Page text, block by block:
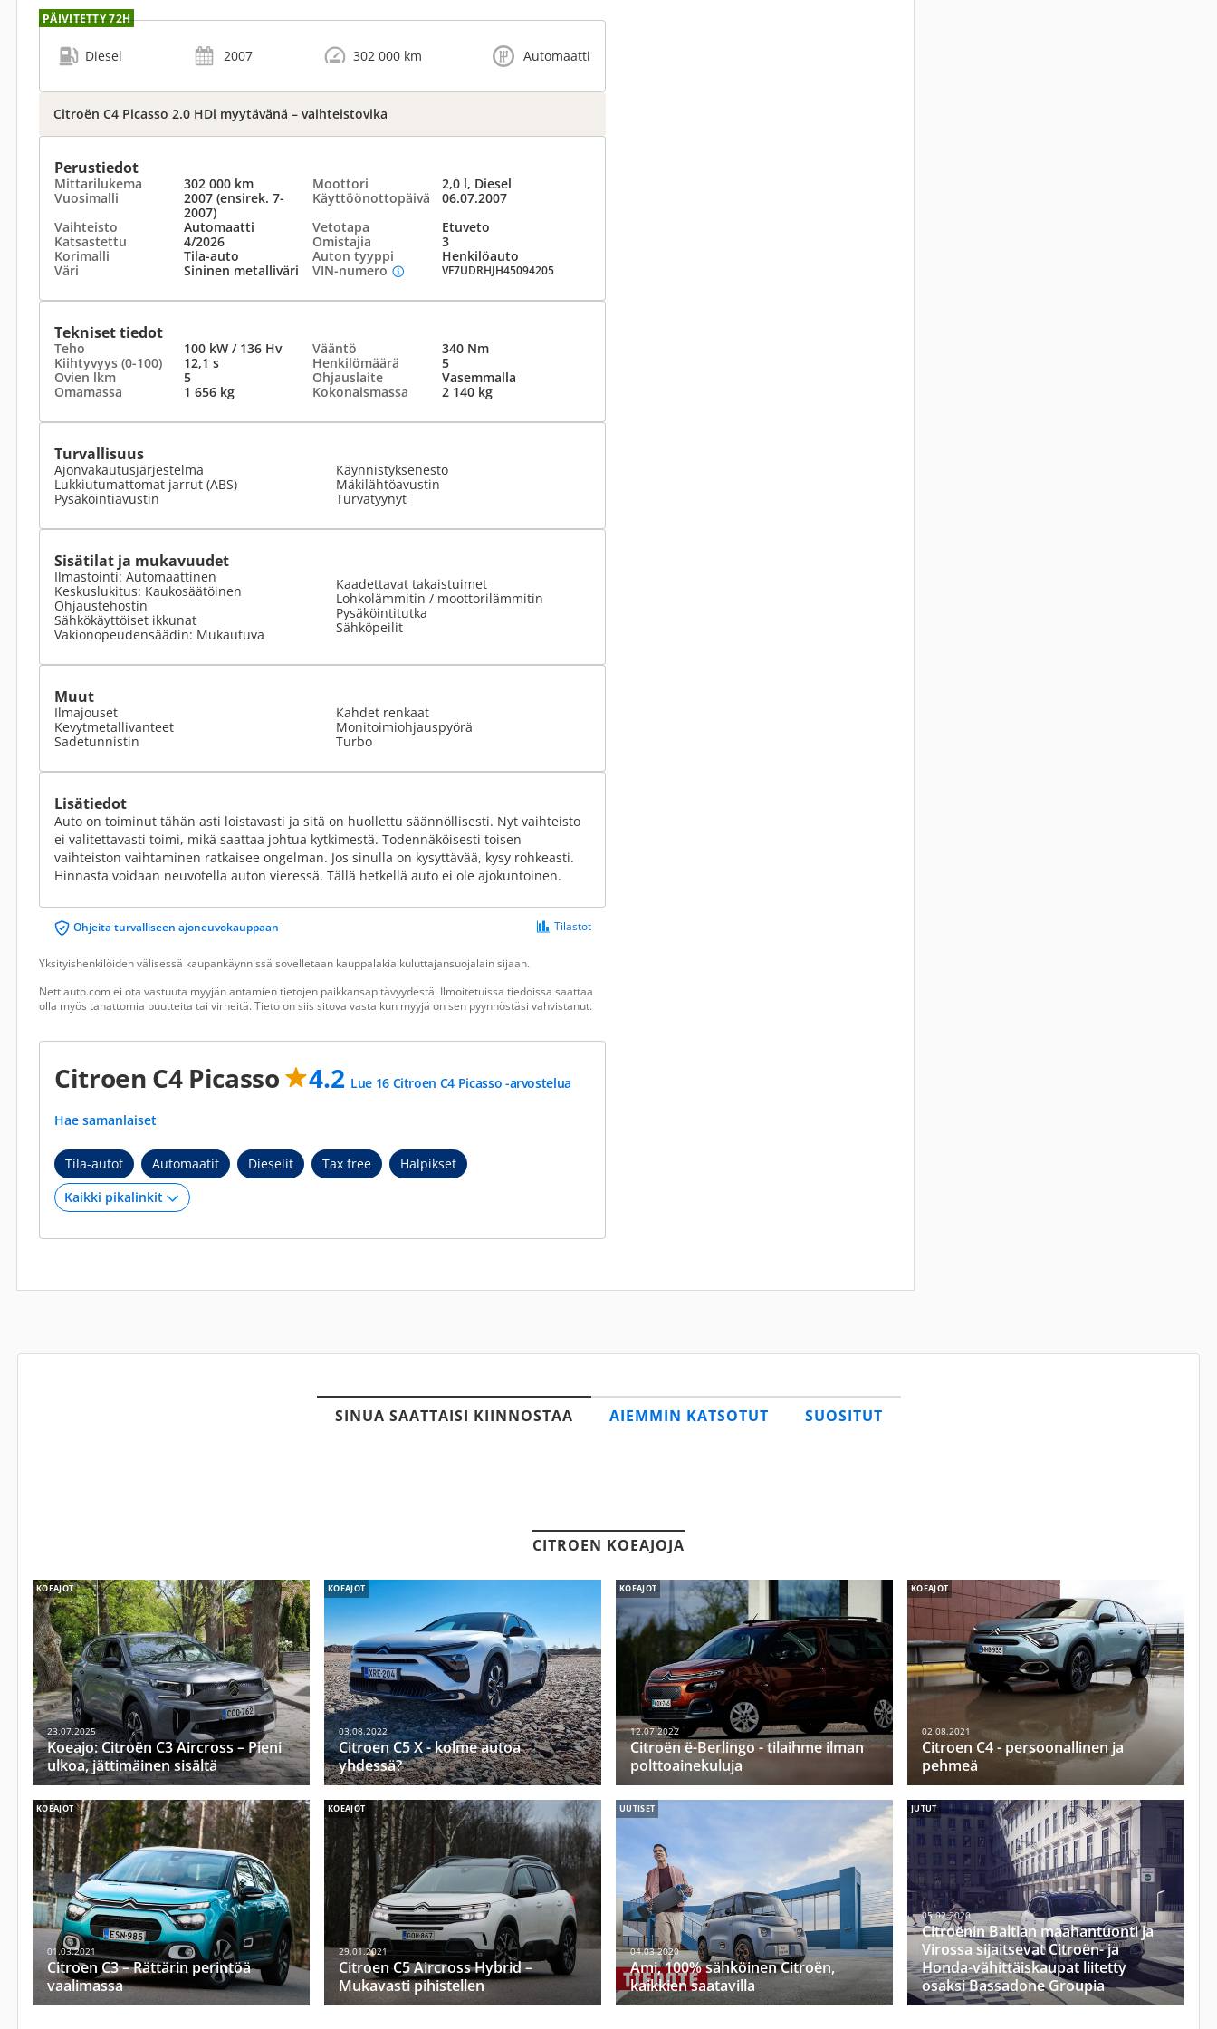
PÄIVITETTY 72H
Diesel 2007 302 000 km Automaatti
Citroën C4 Picasso 2.0 HDi myytävänä – vaihteistovika
Perustiedot
Mittarilukema 302 000 km Moottori
2,0 l, Diesel
Vuosimalli
2007 (ensirek. 7-
2007)
Käyttöönottopäivä
06.07.2007
Vaihteisto
Automaatti Vetotapa
Etuveto
Katsastettu
4/2026 Omistajia
3
Korimalli
Tila-auto Auton tyyppi
Henkilöauto
Väri
Sininen metalliväri VIN-numero VF7UDRHJH45094205
Tekniset tiedot
Teho 100 kW / 136 Hv Vääntö
340 Nm
Kiihtyvyys (0-100)
12,1 s Henkilömäärä
5
Ovien lkm
5 Ohjauslaite
Vasemmalla
Omamassa
1 656 kg Kokonaismassa 2 140 kg
Turvallisuus
Ajonvakautusjärjestelmä
Lukkiutumattomat jarrut (ABS)
Pysäköintiavustin
Käynnistyksenesto
Mäkilähtöavustin
Turvatyynyt
Sisätilat ja mukavuudet
Ilmastointi: Automaattinen
Keskuslukitus: Kaukosäätöinen
Ohjaustehostin
Sähkökäyttöiset ikkunat
Vakionopeudensäädin: Mukautuva
Kaadettavat takaistuimet
Lohkolämmitin / moottorilämmitin
Pysäköintitutka
Sähköpeilit
Muut
Ilmajouset
Kevytmetallivanteet
Sadetunnistin
Kahdet renkaat
Monitoimiohjauspyörä
Turbo
Lisätiedot
Auto on toiminut tähän asti loistavasti ja sitä on huollettu säännöllisesti. Nyt vaihteisto
ei valitettavasti toimi, mikä saattaa johtua kytkimestä. Todennäköisesti toisen
vaihteiston vaihtaminen ratkaisee ongelman. Jos sinulla on kysyttävää, kysy rohkeasti.
Hinnasta voidaan neuvotella auton vieressä. Tällä hetkellä auto ei ole ajokuntoinen.
Ohjeita turvalliseen ajoneuvokauppaan Tilastot
Yksityishenkilöiden välisessä kaupankäynnissä sovelletaan kauppalakia kuluttajansuojalain sijaan.
Nettiauto.com ei ota vastuuta myyjän antamien tietojen paikkansapitävyydestä. Ilmoitetuissa tiedoissa saattaa
olla myös tahattomia puutteita tai virheitä. Tieto on siis sitova vasta kun myyjä on sen pyynnöstäsi vahvistanut.
Citroen C4 Picasso 4.2 Lue 16 Citroen C4 Picasso -arvostelua
Hae samanlaiset
Tila-autot Automaatit Dieselit Tax free Halpikset
SINUA SAATTAISI KIINNOSTAA AIEMMIN KATSOTUT SUOSITUT
CITROEN KOEAJOJA
KOEAJOT
23.07.2025
Koeajo: Citroën C3 Aircross – Pieni
ulkoa, jättimäinen sisältä
KOEAJOT
03.08.2022
Citroen C5 X - kolme autoa
yhdessä?
KOEAJOT
12.07.2022
Citroën ë-Berlingo - tilaihme ilman
polttoainekuluja
KOEAJOT
02.08.2021
Citroen C4 - persoonallinen ja
pehmeä
KOEAJOT
01.03.2021
Citroen C3 – Rättärin perintöä
vaalimassa
KOEAJOT
29.01.2021
Citroen C5 Aircross Hybrid –
Mukavasti pihistellen
UUTISET
04.03.2020
Ami, 100% sähköinen Citroën,
kaikkien saatavilla
JUTUT
05.02.2020
Citroënin Baltian maahantuonti ja
Virossa sijaitsevat Citroën- ja
Honda-vähittäiskaupat liitetty
osaksi Bassadone Groupia